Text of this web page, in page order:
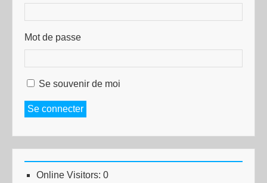
Mot de passe
Se souvenir de moi
Se connecter
Online Visitors: 0